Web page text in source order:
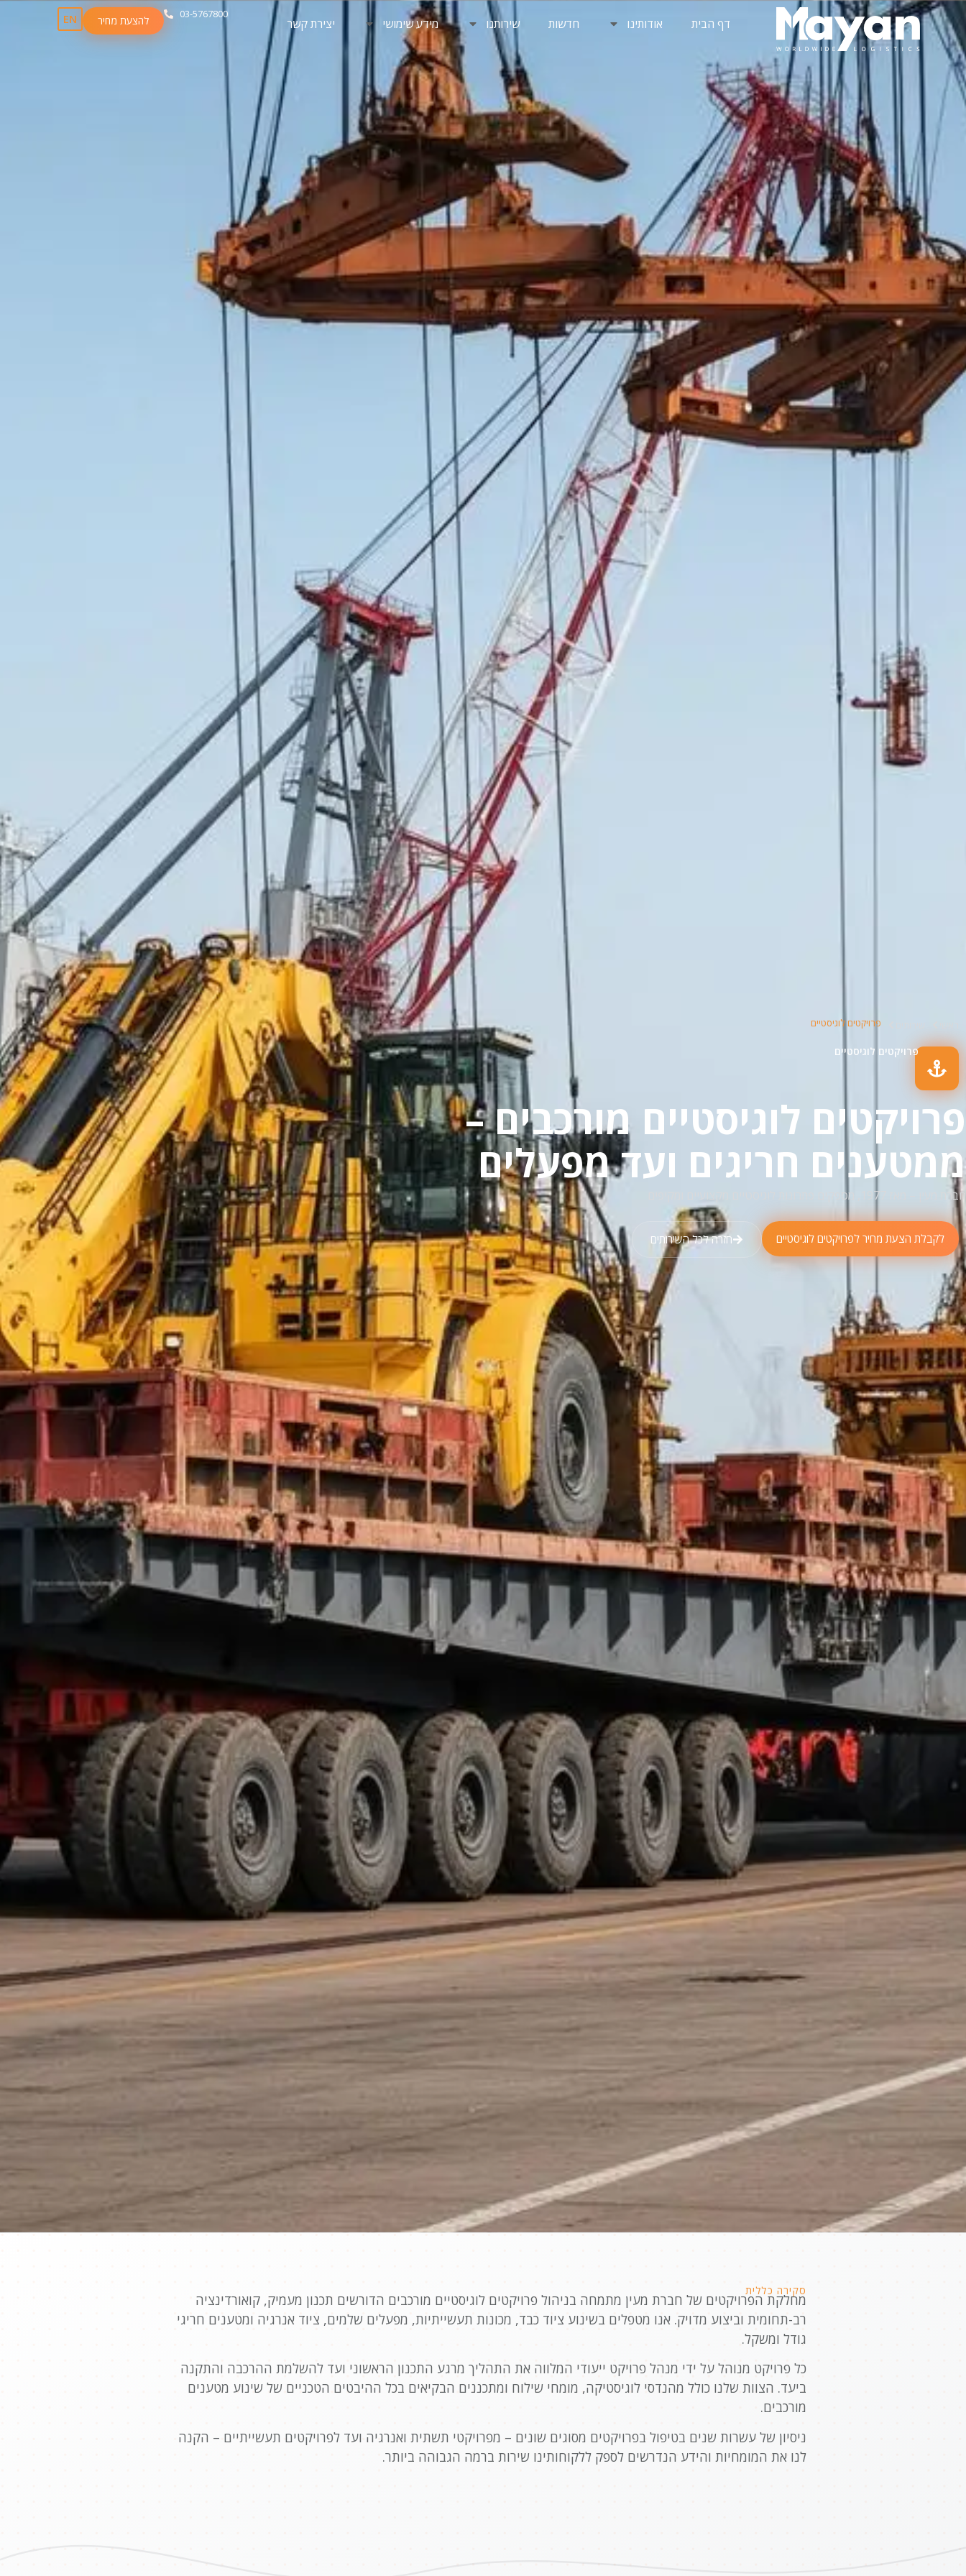
לתוכן
דף הבית
אודותינו חדשות שירותנו מידע שימושי יצירת קשר
03-5767800 להצעת מחיר EN
פרויקטים לוגיסטיים
פרויקטים לוגיסטיים
פרויקטים לוגיסטיים מורכבים –
ממטענים חריגים ועד מפעלים
חברת מעין – מאז 1977, מספקים פתרונות לוגיסטיים מקצועיים ומקיפים
לקבלת הצעת מחיר לפרויקטים לוגיסטיים חזרה לכל השירותים
סקירה כללית
מחלקת הפרויקטים של חברת מעין מתמחה בניהול פרויקטים לוגיסטיים מורכבים הדורשים תכנון מעמיק, קואורדינציה
רב-תחומית וביצוע מדויק. אנו מטפלים בשינוע ציוד כבד, מכונות תעשייתיות, מפעלים שלמים, ציוד אנרגיה ומטענים חריגי
גודל ומשקל.
כל פרויקט מנוהל על ידי מנהל פרויקט ייעודי המלווה את התהליך מרגע התכנון הראשוני ועד להשלמת ההרכבה והתקנה
ביעד. הצוות שלנו כולל מהנדסי לוגיסטיקה, מומחי שילוח ומתכננים הבקיאים בכל ההיבטים הטכניים של שינוע מטענים
מורכבים.
ניסיון של עשרות שנים בטיפול בפרויקטים מסוגים שונים – מפרויקטי תשתית ואנרגיה ועד לפרויקטים תעשייתיים – הקנה
לנו את המומחיות והידע הנדרשים לספק ללקוחותינו שירות ברמה הגבוהה ביותר.